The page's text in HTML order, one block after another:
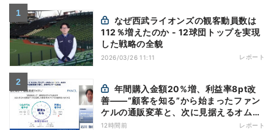
112％増えたのか - 12球団トップを実現
した戦略の全貌
2026/03/26 11:11 レポート
善——“顧客を知る”から始まったファン
ケルの通販変革と、次に見据えるオムニ
チャネル
12時間前 レポート